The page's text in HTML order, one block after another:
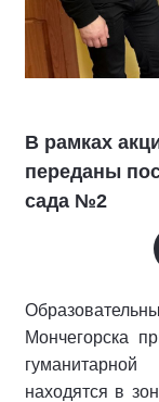
В рамках
переданы
сада №2
Мончегорска
находятся в